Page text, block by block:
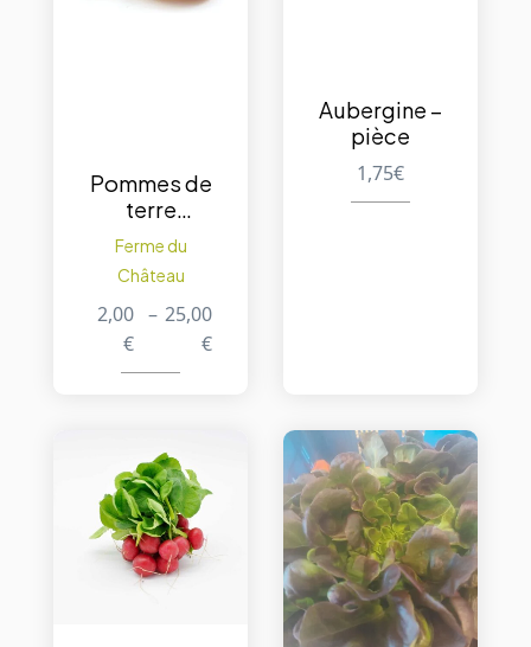
Pommes de
terre
Gourmandi
ne
Ferme du
Château
2,00
€
– 25,00
€
Aubergine –
pièce
1,75€